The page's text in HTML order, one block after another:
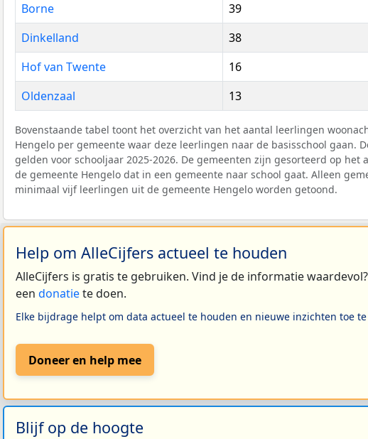
Borne
39
Dinkelland
38
Hof van Twente
16
Oldenzaal
13
Bovenstaande tabel toont het overzicht van het aantal leerlingen
Hengelo per gemeente waar deze leerlingen naar de basisschool gaan.
gelden voor schooljaar 2025-2026. De gemeenten zijn gesorteerd op het
de gemeente Hengelo dat in een gemeente naar school gaat. Alleen
minimaal vijf leerlingen uit de gemeente Hengelo worden getoond.
Help om AlleCijfers actueel te houden
AlleCijfers is gratis te gebruiken. Vind je de informatie
een donatiete doen.
Elke bijdrage helpt om data actueel te houden en nieuwe inzichten toe te
Doneer en help mee
Blijf op de hoogte